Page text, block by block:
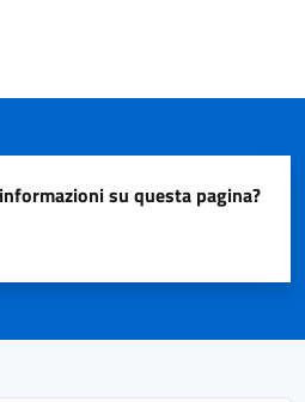
su questa pagina?